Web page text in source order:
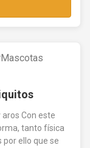
Con este
tanto física
ello que se